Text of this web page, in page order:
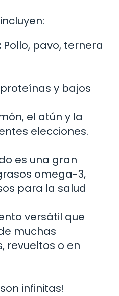
Pollo, pavo, ternera
y bajos
el atún y la
elecciones.
es una gran
omega-3,
para la salud
versátil que
muchas
revueltos o en
infinitas!